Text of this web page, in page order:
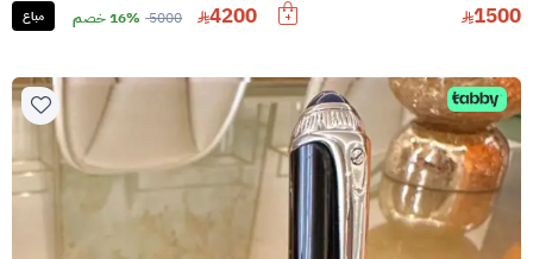
1500
4200
5000 16% خصم مباع